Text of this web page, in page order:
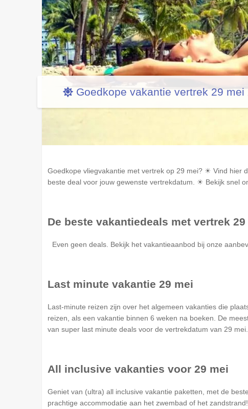
Goedkope vakantie vertrek 29
Goedkope vliegvakantie met vertrek op 29 mei? ☀ Vind hier
beste deal voor jouw gewenste vertrekdatum. ☀ Bekijk snel
De beste vakantiedeals met vertrek 29
Even geen deals. Bekijk het vakantieaanbod bij onze
Last minute vakantie 29 mei
Last-minute reizen zijn over het algemeen vakanties die
reizen, als een vakantie binnen 6 weken na boeken. De
van super last minute deals voor de vertrekdatum van 29
All inclusive vakanties voor 29 mei
Geniet van (ultra) all inclusive vakantie paketten, met de
prachtige accommodatie aan het zwembad of het